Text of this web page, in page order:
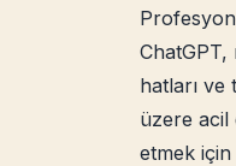
ChatGPT,
hatları ve
üzere acil
etmek